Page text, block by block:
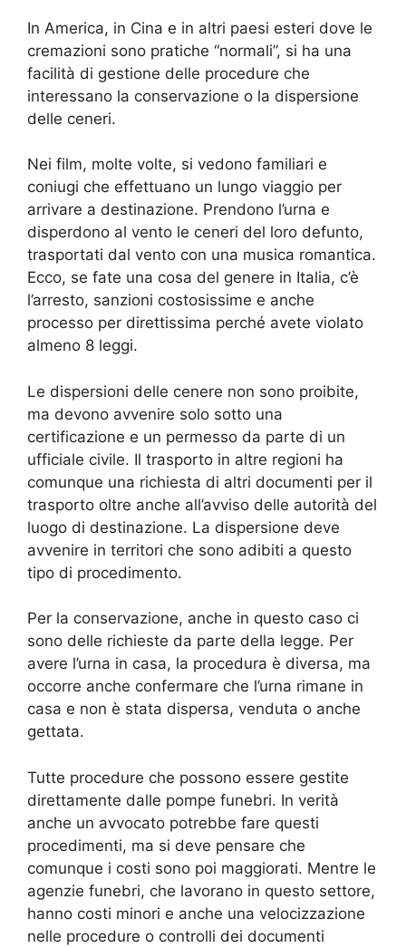
In America, in Cina e in altri paesi esteri dove le
cremazioni sono pratiche “normali”, si ha una
facilità di gestione delle procedure che
interessano la conservazione o la dispersione
delle ceneri.
Nei film, molte volte, si vedono familiari e
coniugi che effettuano un lungo viaggio per
arrivare a destinazione. Prendono l’urna e
disperdono al vento le ceneri del loro defunto,
trasportati dal vento con una musica romantica.
Ecco, se fate una cosa del genere in Italia, c’è
l’arresto, sanzioni costosissime e anche
processo per direttissima perché avete violato
almeno 8 leggi.
Le dispersioni delle cenere non sono proibite,
ma devono avvenire solo sotto una
certificazione e un permesso da parte di un
ufficiale civile. Il trasporto in altre regioni ha
comunque una richiesta di altri documenti per il
trasporto oltre anche all’avviso delle autorità del
luogo di destinazione. La dispersione deve
avvenire in territori che sono adibiti a questo
tipo di procedimento.
Per la conservazione, anche in questo caso ci
sono delle richieste da parte della legge. Per
avere l’urna in casa, la procedura è diversa, ma
occorre anche confermare che l’urna rimane in
casa e non è stata dispersa, venduta o anche
gettata.
Tutte procedure che possono essere gestite
direttamente dalle pompe funebri. In verità
anche un avvocato potrebbe fare questi
procedimenti, ma si deve pensare che
comunque i costi sono poi maggiorati. Mentre le
agenzie funebri, che lavorano in questo settore,
hanno costi minori e anche una velocizzazione
nelle procedure o controlli dei documenti